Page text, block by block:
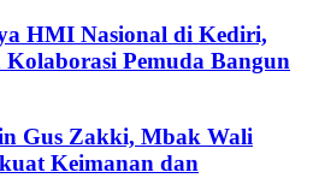
HMI Nasional di Kediri,
Pemuda Bangun
Gus Zakki, Mbak Wali
Keimanan dan